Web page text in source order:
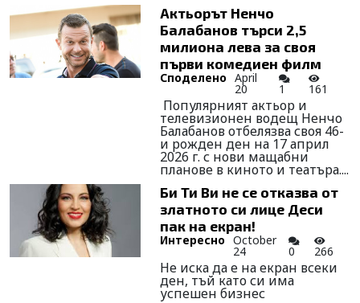
Актьорът Ненчо
Балабанов търси 2,5
милиона лева за своя
първи комедиен филм
Споделено April
20 1 161
Популярният актьор и
телевизионен водещ Ненчо
Балабанов отбелязва своя 46-
и рожден ден на 17 април
2026 г. с нови мащабни
планове в киното и театъра....
Би Ти Ви не се отказва от
златното си лице Деси
пак на екран!
Интересно October
24 0 266
Не иска да е на екран всеки
ден, тъй като си има
успешен бизнес